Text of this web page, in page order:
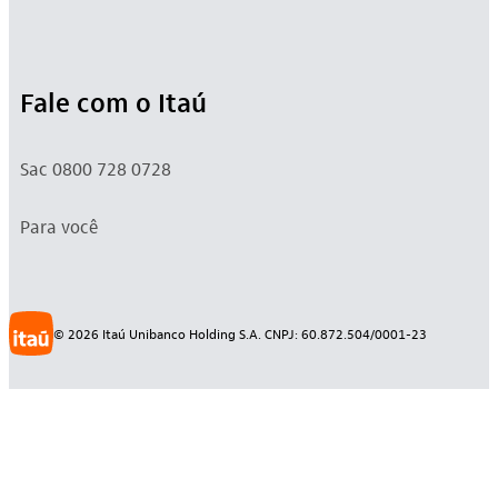
Fale com o Itaú
Sac 0800 728 0728
Para você
© 2026 Itaú Unibanco Holding S.A. CNPJ: 60.872.504/0001-23